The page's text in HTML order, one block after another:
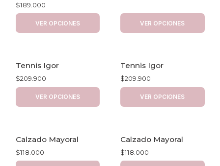
$189.000
VER OPCIONES VER OPCIONES
Tennis Igor
$209.900
VER OPCIONES
Tennis Igor
$209.900
VER OPCIONES
Calzado Mayoral
$118.000
Calzado Mayoral
$118.000